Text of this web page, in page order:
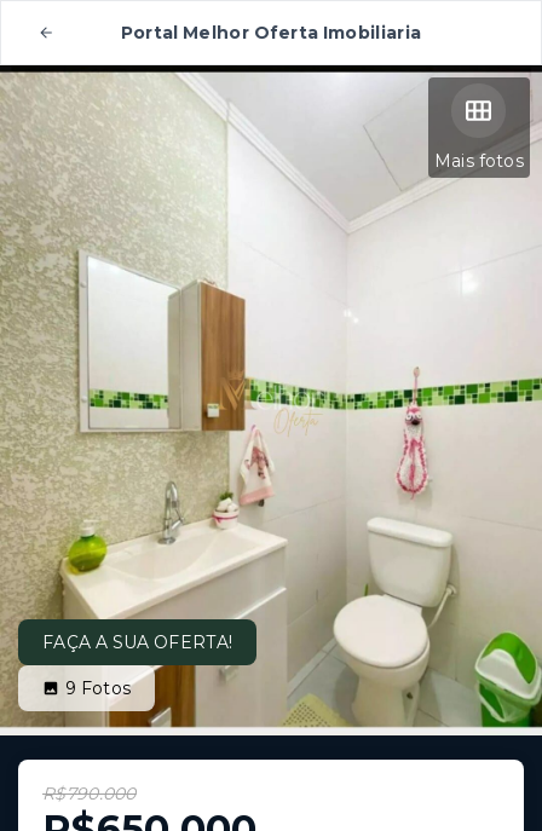
Portal Melhor Oferta Imobiliaria
Mais fotos
FAÇA A SUA OFERTA!
9 Fotos
R$790.000